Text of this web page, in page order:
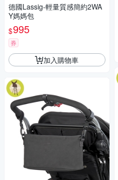
德國Lassig-輕量質感簡約2WA
Y媽媽包
$995
券
加入購物車